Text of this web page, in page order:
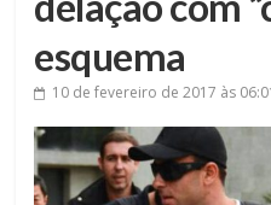
esquema
10 de fevereiro de 2017 às